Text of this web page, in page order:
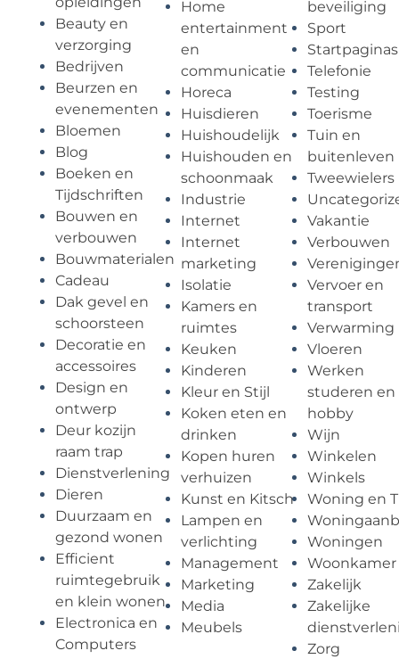
Beauty en
verzorging
Bedrijven
Beurzen en
evenementen
Bloemen
Blog
Boeken en
Tijdschriften
Bouwen en
verbouwen
Bouwmaterialen
Cadeau
Dak gevel en
schoorsteen
Decoratie en
accessoires
Design en
ontwerp
Deur kozijn
raam trap
Dienstverlening
Dieren
Duurzaam en
gezond wonen
Efficient
ruimtegebruik
en klein wonen
Electronica en
Computers
Home
entertainment
en
communicatie
Horeca
Huisdieren
Huishoudelijk
Huishouden en
schoonmaak
Industrie
Internet
Internet
marketing
Isolatie
Kamers en
ruimtes
Keuken
Kinderen
Kleur en Stijl
Koken eten en
drinken
Kopen huren
verhuizen
Kunst en Kitsch
Lampen en
verlichting
Management
Marketing
Media
Meubels
beveiliging
Sport
Startpaginas
Telefonie
Testing
Toerisme
Tuin en
buitenleven
Tweewielers
Vakantie
Verbouwen
Vervoer en
transport
Verwarming
Vloeren
Werken
studeren en
hobby
Wijn
Winkelen
Winkels
Woning en
Woningen
Woonkamer
Zakelijk
Zakelijke
Zorg